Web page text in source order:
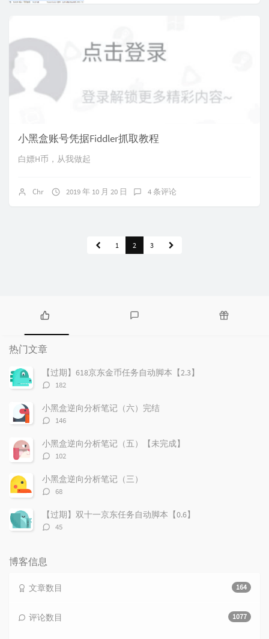
小黑盒账号凭据Fiddler抓取教程
白嫖H币，从我做起
Chr 2019 年 10 月 20 日 4 条评论
1 2 3
热
门
文
章
论
热门文章
【过期】618京东金币任务自动脚本【2.3】
评
数：
182
小黑盒逆向分析笔记（六）完结
评
数：
146
小黑盒逆向分析笔记（五）【未完成】
评
数：
102
小黑盒逆向分析笔记（三）
评
数：
68
【过期】双十一京东任务自动脚本【0.6】
评
45
博客信息
164
文章数目
1077
评论数目